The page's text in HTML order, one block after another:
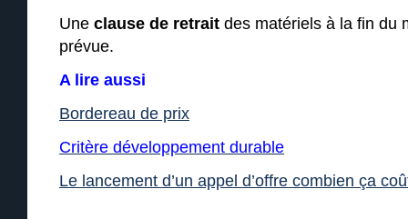
Une clause de retrait des matériels à la fin du
prévue.
A lire aussi
Bordereau de prix
Critère développement durable
Le lancement d’un appel d’offre combien ça